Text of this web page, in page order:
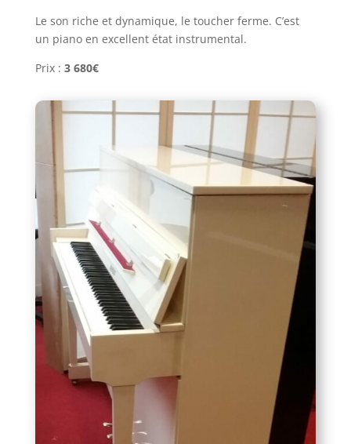
Le son riche et dynamique, le toucher ferme. C’est
un piano en excellent état instrumental.
Prix : 3 680€